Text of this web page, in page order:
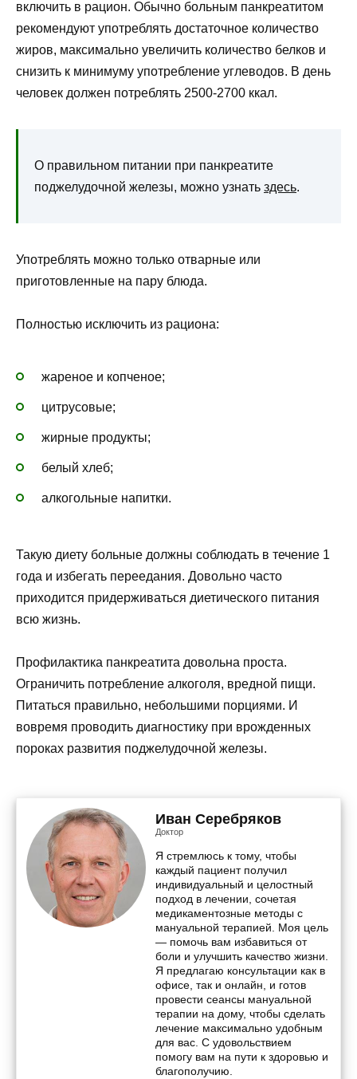
включить в рацион. Обычно больным панкреатитом
рекомендуют употреблять достаточное количество
жиров, максимально увеличить количество белков и
снизить к минимуму употребление углеводов. В день
человек должен потреблять 2500-2700 ккал.
О правильном питании при панкреатите
поджелудочной железы, можно узнать здесь.
Употреблять можно только отварные или
приготовленные на пару блюда.
Полностью исключить из рациона:
жареное и копченое;
цитрусовые;
жирные продукты;
белый хлеб;
алкогольные напитки.
Такую диету больные должны соблюдать в течение 1
года и избегать переедания. Довольно часто
приходится придерживаться диетического питания
всю жизнь.
Профилактика панкреатита довольна проста.
Ограничить потребление алкоголя, вредной пищи.
Питаться правильно, небольшими порциями. И
вовремя проводить диагностику при врожденных
пороках развития поджелудочной железы.
Иван Серебряков
Доктор
Я стремлюсь к тому, чтобы
каждый пациент получил
индивидуальный и целостный
подход в лечении, сочетая
медикаментозные методы с
мануальной терапией. Моя цель
— помочь вам избавиться от
боли и улучшить качество жизни.
Я предлагаю консультации как в
офисе, так и онлайн, и готов
провести сеансы мануальной
терапии на дому, чтобы сделать
лечение максимально удобным
для вас. С удовольствием
помогу вам на пути к здоровью и
благополучию.